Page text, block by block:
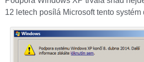
12 letech posílá Microsoft tento